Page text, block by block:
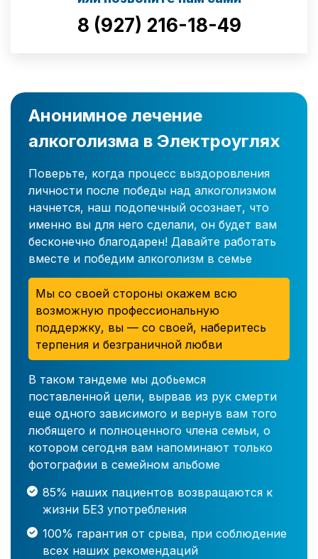
8 (927) 216-18-49
Анонимное лечение
алкоголизма в Электроуглях
Поверьте, когда процесс выздоровления
личности после победы над алкоголизмом
начнется, наш подопечный осознает, что
именно вы для него сделали, он будет вам
бесконечно благодарен! Давайте работать
вместе и победим алкоголизм в семье
Мы со своей стороны окажем всю
возможную профессиональную
поддержку, вы — со своей, наберитесь
терпения и безграничной любви
В таком тандеме мы добьемся
поставленной цели, вырвав из рук смерти
еще одного зависимого и вернув вам того
любящего и полноценного члена семьи, о
котором сегодня вам напоминают только
фотографии в семейном альбоме
85% наших пациентов возвращаются к
жизни БЕЗ употребления
100% гарантия от срыва, при соблюдение
всех наших рекомендаций